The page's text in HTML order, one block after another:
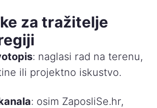
za tražitelje
: naglasi rad na terenu,
ili projektno iskustvo.
: osim ZaposliSe.hr,